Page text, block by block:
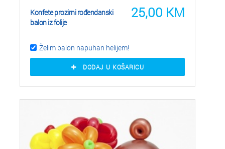
25,00 KM
Konfete prozirni rođendanski
balon iz folije
Želim balon napuhan helijem!
DODAJ U KOŠARICU